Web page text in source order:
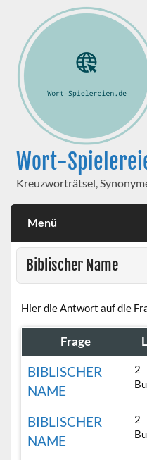
Wort-
Kreuzworträtsel,
Menü
Biblischer Name
Hier die Antwort auf die
Frage
BIBLISCHER
NAME
2
BIBLISCHER
NAME
2